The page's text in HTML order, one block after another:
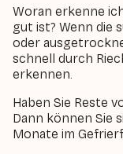
Woran erkenne
gut ist? Wenn die
oder
schnell durch
erkennen.
Haben Sie Reste
Dann können Sie
Monate im